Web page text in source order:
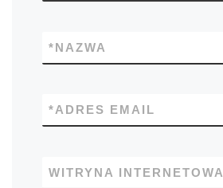
NAZWA
*
ADRES EMAIL
*
WITRYNA INTERNETOWA